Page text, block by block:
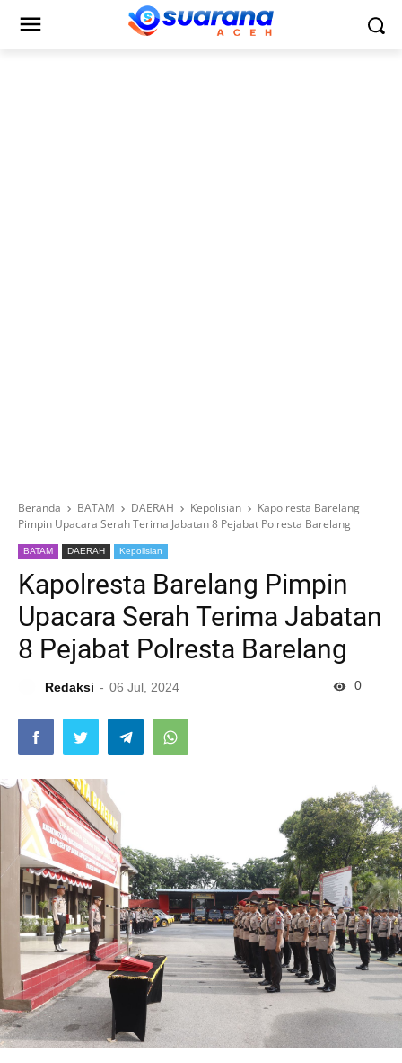
Beranda BATAM DAERAH Kepolisian
Kapolresta Barelang
Pimpin Upacara Serah Terima Jabatan 8 Pejabat Polresta Barelang
BATAM DAERAH Kepolisian
Kapolresta Barelang Pimpin
Upacara Serah Terima Jabatan
8 Pejabat Polresta Barelang
Redaksi 06 Jul, 2024 0